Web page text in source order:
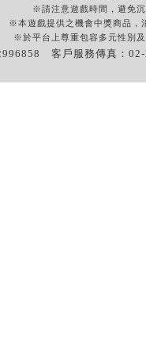
※請注意遊戲時間，避免
※本遊戲提供之機會中獎商品，
※於平台上尊重包容多元性別
客戶服務傳真：